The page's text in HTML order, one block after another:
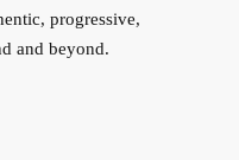
progressive,
and beyond.